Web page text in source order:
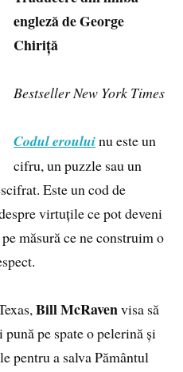
engleză de George
Chiriță
Bestseller New York Times
Codul erouluinu este un
cifru, un puzzle sau un
Este un cod de
virtuțile ce pot deveni
măsură ce ne construim o
Bill McRavenvisa să
pe spate o pelerină și
pentru a salva Pământul